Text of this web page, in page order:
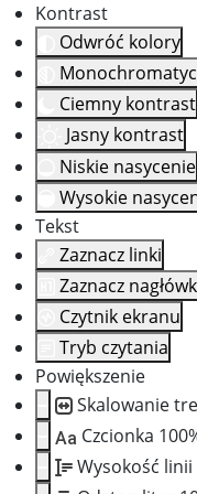
Kontrast
Odwróć kolory
Ciemny kontrast
Jasny kontrast
Niskie nasycenie
Wysokie
Tekst
Zaznacz linki
Zaznacz
Czytnik ekranu
Tryb czytania
Powiększenie
Skalowanie
Aa Czcionka 100
Wysokość linii